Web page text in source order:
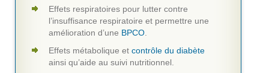
Effets respiratoires pour lutter contre
l’insuffisance respiratoire et permettre une
amélioration d’une BPCO.
Effets métabolique etcontrôle du diabète
ainsi qu’aide au suivi nutritionnel.